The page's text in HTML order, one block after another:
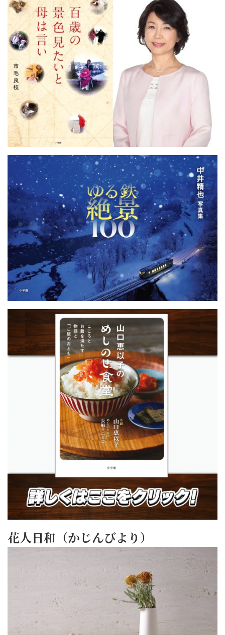
花人日和（かじんびより）